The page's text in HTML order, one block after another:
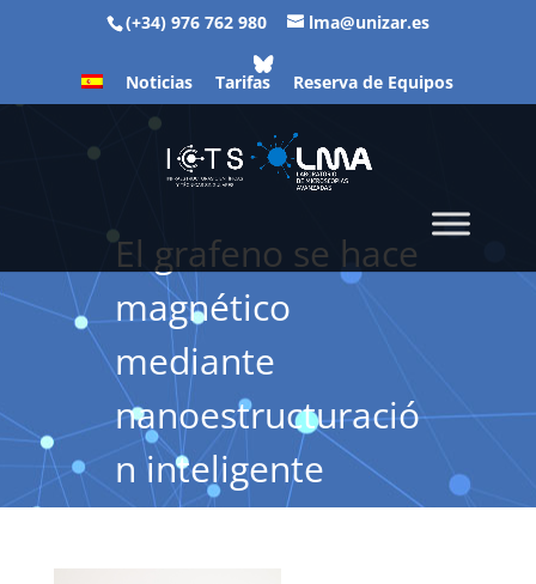
(+34) 976 762 980 lma@unizar.es
Noticias Tarifas Reserva de Equipos
El grafeno se hace
magnético
mediante
nanoestructuració
n inteligente